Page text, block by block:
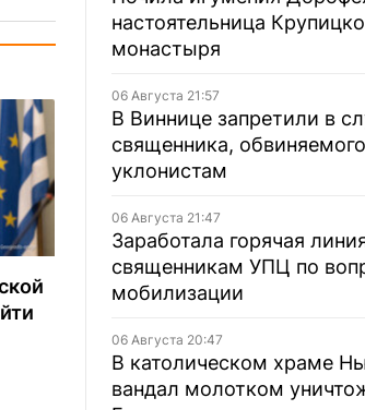
настоятельница
монастыря
06 Августа 21:57
В Виннице запретили в
священника,
уклонистам
06 Августа 21:47
Заработала горячая
священникам УПЦ по
мобилизации
06 Августа 20:47
В католическом храме
вандал молотком